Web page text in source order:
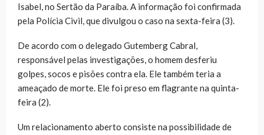
Isabel, no Sertão da Paraíba. A informação foi confirmada
pela Polícia Civil, que divulgou o caso na sexta-feira (3).
De acordo com o delegado Gutemberg Cabral,
responsável pelas investigações, o homem desferiu
golpes, socos e pisões contra ela. Ele também teria a
ameaçado de morte. Ele foi preso em flagrante na quinta-
feira (2).
Um relacionamento aberto consiste na possibilidade de